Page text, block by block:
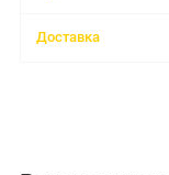
Доставка